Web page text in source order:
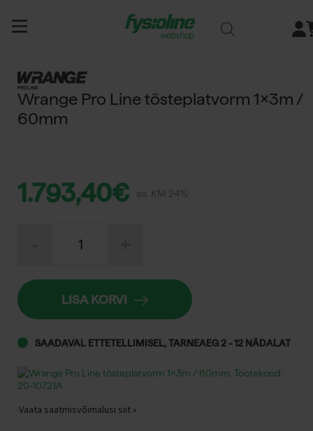
sisältöön
Wrange Pro Line tõsteplatvorm 1x3m /
60mm
1.793,40€ sis. KM 24%
SAADAVAL ETTETELLIMISEL, TARNEAEG 2 - 12 NÄDALAT
1x3m
/
60mm
kogus
LISA KORVI
Vaata saatmisvõimalusi siit »